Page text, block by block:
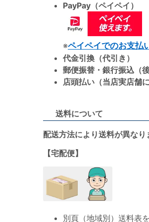
PayPay（ペイペイ）
※ペイペイでのお支払
代金引換（代引き）
郵便振替・銀行振込（後
店頭払い（当店実店舗に
送料について
配送方法により送料が異なり
【宅配便】
別頁（地域別）送料表